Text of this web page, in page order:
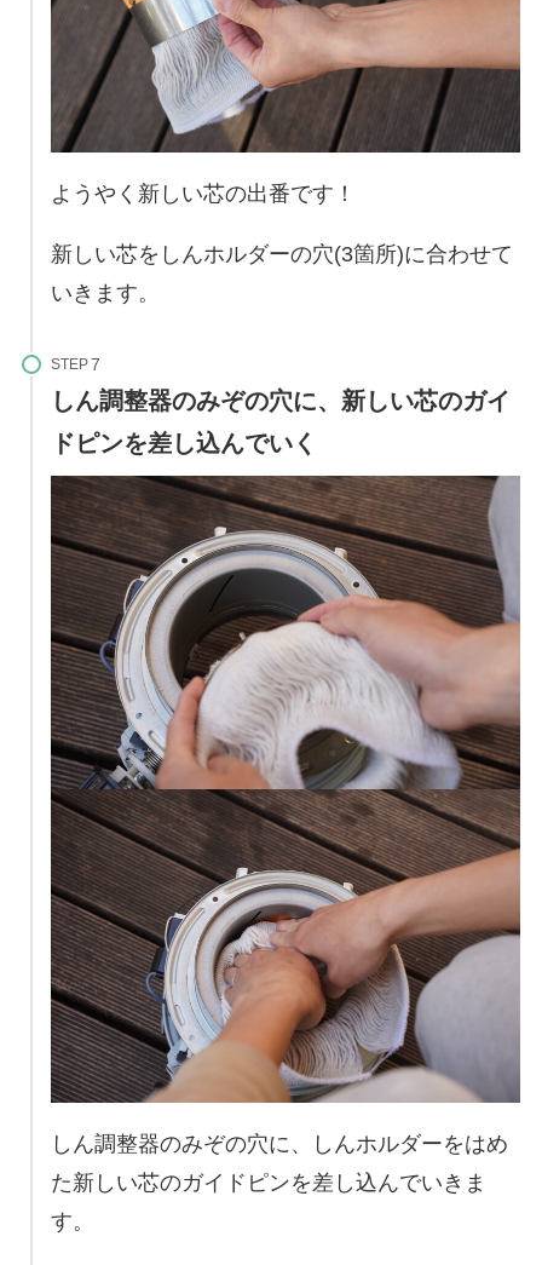
ようやく新しい芯の出番です！
新しい芯をしんホルダーの穴(3箇所)に合わせて
いきます。
STEP
しん調整器のみぞの穴に、新しい芯のガイ
ドピンを差し込んでいく
しん調整器のみぞの穴に、しんホルダーをはめ
た新しい芯のガイドピンを差し込んでいきま
す。